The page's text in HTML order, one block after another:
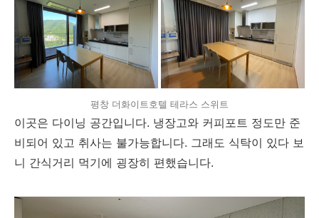
평창 더화이트호텔 테라스 스위트
이곳은 다이닝 공간입니다. 냉장고와 커피포트 정도만 준
비되어 있고 취사는 불가능합니다. 그래도 식탁이 있다 보
니 간식거리 먹기에 굉장히 편했습니다.